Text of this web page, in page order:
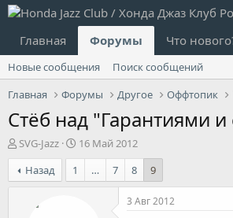
Главная Форумы Что
Новые сообщения
Поиск сообщений
Главная
Форумы Другое Оффтопик
Стёб над "Гарантиями
А
в
т
о
SVG-Jazz
Д
а
а
16 Май 2012
Назад
1 … 7 8 9
3 Авг 2012